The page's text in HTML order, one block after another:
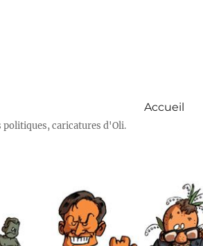
caricatures d'Oli.
Accueil